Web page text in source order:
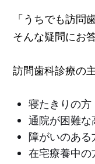
「うちでも訪問
そんな疑問にお
訪問歯科診療の
寝たきりの方
通院が困難な
障がいのある
在宅療養中の